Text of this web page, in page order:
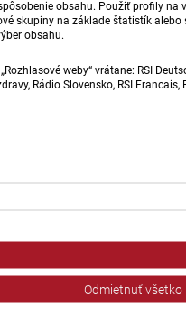
obsahu. Použiť profily na
skupiny na základe štatistík
obsahu.
weby“ vrátane: RSI
Rádio Slovensko, RSI Francais,
Odmietnuť všetko
Správy STVR
Regióny